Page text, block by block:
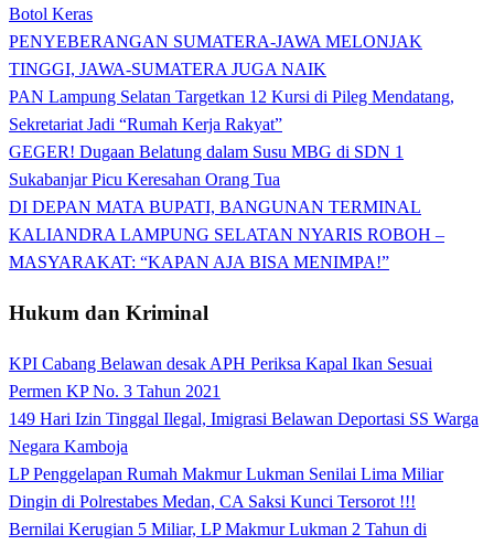
Botol Keras
PENYEBERANGAN SUMATERA-JAWA MELONJAK
TINGGI, JAWA-SUMATERA JUGA NAIK
PAN Lampung Selatan Targetkan 12 Kursi di Pileg Mendatang,
Sekretariat Jadi “Rumah Kerja Rakyat”
GEGER! Dugaan Belatung dalam Susu MBG di SDN 1
Sukabanjar Picu Keresahan Orang Tua
DI DEPAN MATA BUPATI, BANGUNAN TERMINAL
KALIANDRA LAMPUNG SELATAN NYARIS ROBOH –
MASYARAKAT: “KAPAN AJA BISA MENIMPA!”
Hukum dan Kriminal
KPI Cabang Belawan desak APH Periksa Kapal Ikan Sesuai
Permen KP No. 3 Tahun 2021
149 Hari Izin Tinggal Ilegal, Imigrasi Belawan Deportasi SS Warga
Negara Kamboja
LP Penggelapan Rumah Makmur Lukman Senilai Lima Miliar
Dingin di Polrestabes Medan, CA Saksi Kunci Tersorot !!!
Bernilai Kerugian 5 Miliar, LP Makmur Lukman 2 Tahun di